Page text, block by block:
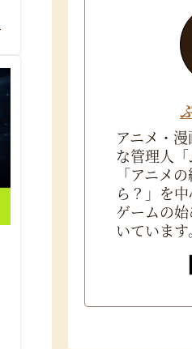
アニメ・
な管理人「
「アニメ
ら？」を
ゲームの
いています。